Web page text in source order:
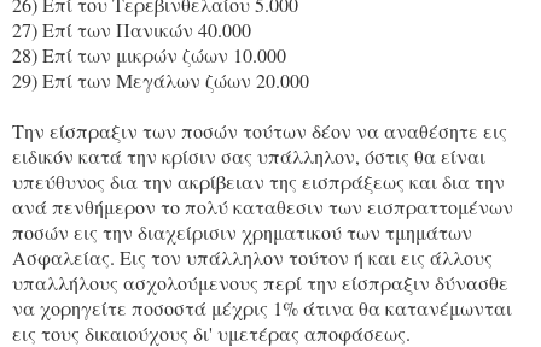
27) Επί των Πανικών 40.000
28) Επί των μικρών ζώων 10.000
29) Επί των Μεγάλων ζώων 20.000
Την είσπραξιν των ποσών τούτων δέον να αναθέσητε εις
ειδικόν κατά την κρίσιν σας υπάλληλον, όστις θα είναι
υπεύθυνος δια την ακρίβειαν της εισπράξεως και δια την
ανά πενθήμερον το πολύ καταθεσιν των εισπραττομένων
ποσών εις την διαχείρισιν χρηματικού των τμημάτων
Ασφαλείας. Εις τον υπάλληλον τούτον ή και εις άλλους
υπαλλήλους ασχολούμενους περί την είσπραξιν δύνασθε
να χορηγείτε ποσοστά μέχρις 1% άτινα θα κατανέμωνται
εις τους δικαιούχους δι' υμετέρας αποφάσεως.